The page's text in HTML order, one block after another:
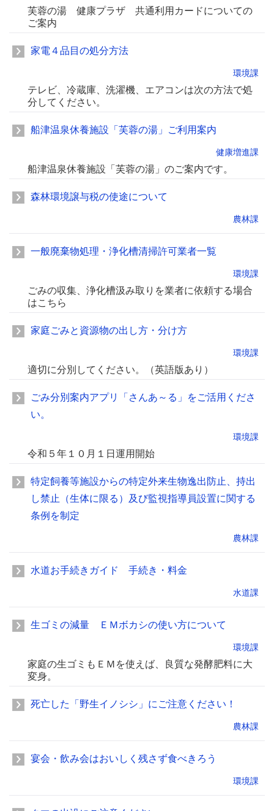
芙蓉の湯 健康プラザ 共通利用カードについての
ご案内
家電４品目の処分方法
環境課
テレビ、冷蔵庫、洗濯機、エアコンは次の方法で処
分してください。
船津温泉休養施設「芙蓉の湯」ご利用案内
健康増進課
船津温泉休養施設「芙蓉の湯」のご案内です。
森林環境譲与税の使途について
農林課
一般廃棄物処理・浄化槽清掃許可業者一覧
環境課
ごみの収集、浄化槽汲み取りを業者に依頼する場合
はこちら
家庭ごみと資源物の出し方・分け方
環境課
適切に分別してください。（英語版あり）
ごみ分別案内アプリ「さんあ～る」をご活用くださ
い。
環境課
令和５年１０月１日運用開始
特定飼養等施設からの特定外来生物逸出防止、持出
し禁止（生体に限る）及び監視指導員設置に関する
条例を制定
農林課
水道お手続きガイド 手続き・料金
水道課
生ゴミの減量 ＥＭボカシの使い方について
環境課
家庭の生ゴミもＥＭを使えば、良質な発酵肥料に大
変身。
死亡した「野生イノシシ」にご注意ください！
農林課
宴会・飲み会はおいしく残さず食べきろう
環境課